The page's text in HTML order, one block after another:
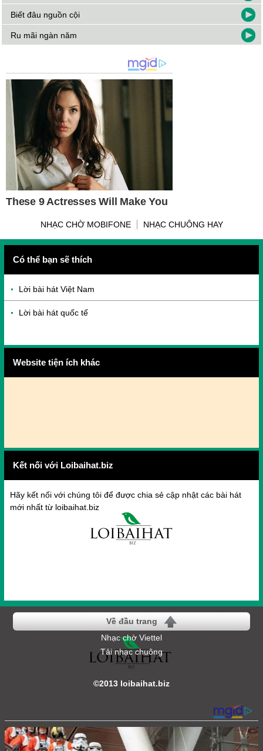
Biết đâu nguồn cội
Ru mãi ngàn năm
NHẠC CHỜ MOBIFONE NHẠC CHUÔNG HAY
Có thể bạn sẽ thích
Lời bài hát Việt Nam
Lời bài hát quốc tế
Website tiện ích khác
Kết nối với Loibaihat.biz
Hãy kết nối với chúng tôi để được chia sẻ cập nhật các bài hát
mới nhất từ loibaihat.biz
Về đầu trang
Nhạc chờ Viettel
Tải nhạc chuông
©2013 loibaihat.biz